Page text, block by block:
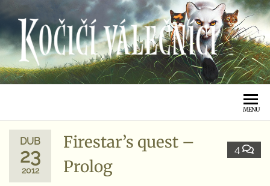
KOČIČÍ
VÁLEČNÍCI
MENU
DUB
23
2012
4
Firestar’s quest –
Prolog